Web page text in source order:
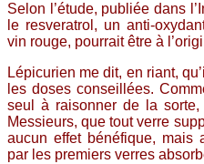
Selon l’étude, publiée dans
le resveratrol, un anti-
vin rouge, pourrait être à
Lépicurien me dit, en riant,
les doses conseillées.
seul à raisonner de la
Messieurs, que tout verre
aucun effet bénéfique, mais
par les premiers verres